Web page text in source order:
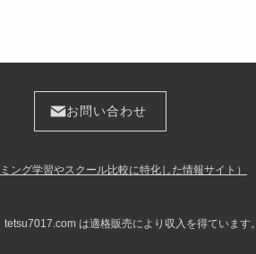
お問い合わせ
ング学習やスクール比較に特化した情報サイト）
は適格販売により収入を得ています。